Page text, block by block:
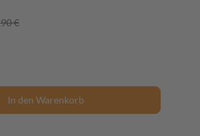
€
In den Warenkorb